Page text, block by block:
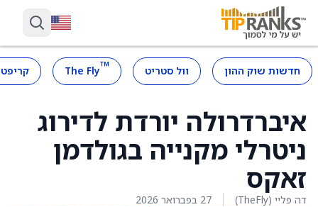
חדשות שוק ההון וול סטריט ™
The Fly
איברדרולה יורדת לדירוג
ניטרלי מקנייה בגולדמן
זאקס
דה פליי (TheFly) 27 בפברואר 2026